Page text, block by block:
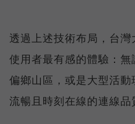
透過上述技術布局，台
使用者最有感的體驗：無
偏鄉山區，或是大型活動
流暢且時刻在線的連線品